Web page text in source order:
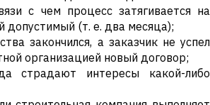
с чем процесс затягивается на
(т. е. два месяца);
закончился, а заказчик не успел
организацией новый договор;
страдают интересы какой-либо